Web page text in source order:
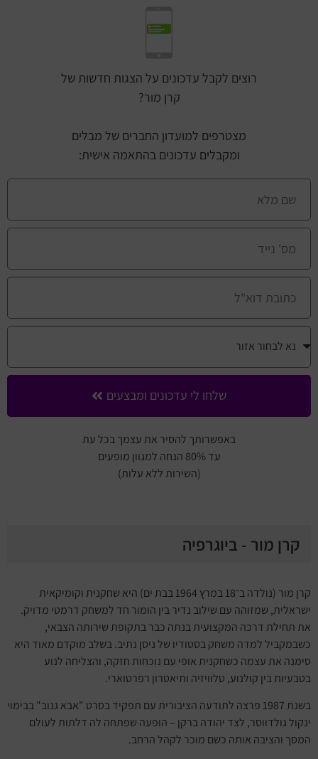
רוצים לקבל עדכונים על הצגות חדשות של
קרן מור?
מצטרפים למועדון החברים של מבלים
ומקבלים עדכונים בהתאמה אישית:
שלחו לי עדכונים ומבצעים
באפשרותך להסיר את עצמך בכל עת
עד 80% הנחה למגוון מופעים
(השירות ללא עלות)
קרן מור - ביוגרפיה
קרן מור (נולדה ב־18 במרץ 1964 בבת ים) היא שחקנית וקומיקאית
ישראלית, שמזוהה עם שילוב נדיר בין הומור חד למשחק דרמטי מדויק.
את תחילת דרכה המקצועית בנתה כבר בתקופת שירותה הצבאי,
כשבמקביל למדה משחק בסטודיו של ניסן נתיב. בשלב מוקדם מאוד היא
סימנה את עצמה כשחקנית אופי עם נוכחות חזקה, והצליחה לנוע
בטבעיות בין קולנוע, טלוויזיה ותיאטרון רפרטוארי.
בשנת 1987 פרצה לתודעה הציבורית עם תפקיד בסרט "אבא גנוב" בבימוי
ינקול גולדווסר, לצד יהודה ברקן – הופעה שפתחה לה דלתות לעולם
המסך והציבה אותה כשם מוכר לקהל הרחב.